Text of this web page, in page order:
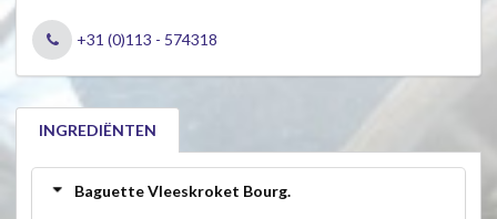
+31 (0)113 - 574318
INGREDIËNTEN
Baguette Vleeskroket Bourg.